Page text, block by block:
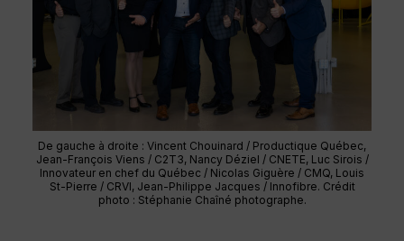
De gauche à droite : Vincent Chouinard / Productique Québec,
Jean-François Viens / C2T3, Nancy Déziel / CNETE, Luc Sirois /
Innovateur en chef du Québec / Nicolas Giguère / CMQ, Louis
St-Pierre / CRVI, Jean-Philippe Jacques / Innofibre. Crédit
photo : Stéphanie Chaîné photographe.